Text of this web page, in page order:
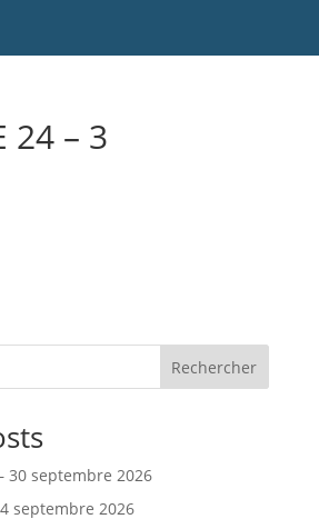
24 – 3
Rechercher
30 septembre 2026
septembre 2026